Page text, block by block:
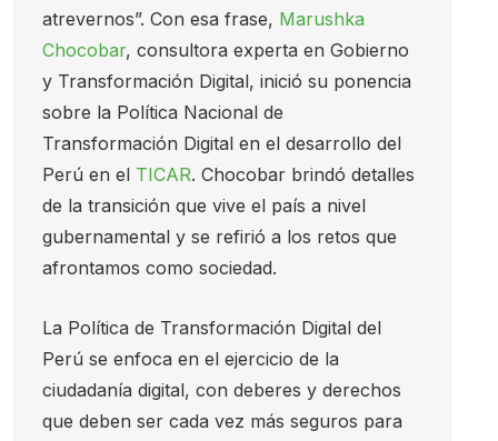
atrevernos”. Con esa frase, Marushka
Chocobar, consultora experta en Gobierno
y Transformación Digital, inició su ponencia
sobre la Política Nacional de
Transformación Digital en el desarrollo del
Perú en el TICAR. Chocobar brindó detalles
de la transición que vive el país a nivel
gubernamental y se refirió a los retos que
afrontamos como sociedad.
La Política de Transformación Digital del
Perú se enfoca en el ejercicio de la
ciudadanía digital, con deberes y derechos
que deben ser cada vez más seguros para